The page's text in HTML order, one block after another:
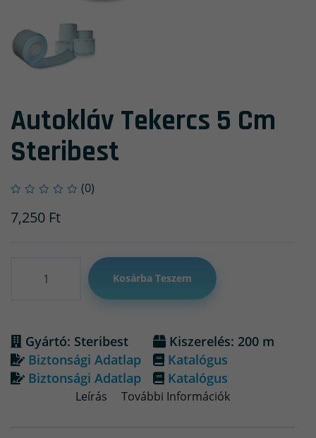
Autokláv Tekercs 5 Cm
Steribest
(0)
7,250 Ft
Kosárba Teszem
Gyártó: Steribest
Kiszerelés: 200 m
Biztonsági Adatlap
Katalógus
Biztonsági Adatlap
Katalógus
Leírás További Információk